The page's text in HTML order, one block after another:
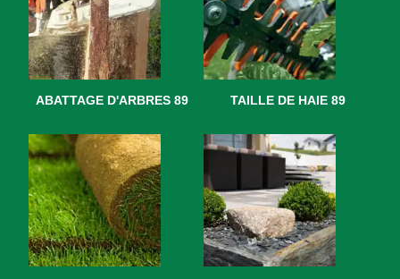
ABATTAGE D'ARBRES 89 TAILLE DE HAIE 89